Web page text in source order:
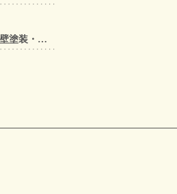
【大阪府寝屋川市】スーパーガルテクトで屋根カバー工法・外壁塗装・雨樋工事｜住まいをトータルリフォームした施工事例